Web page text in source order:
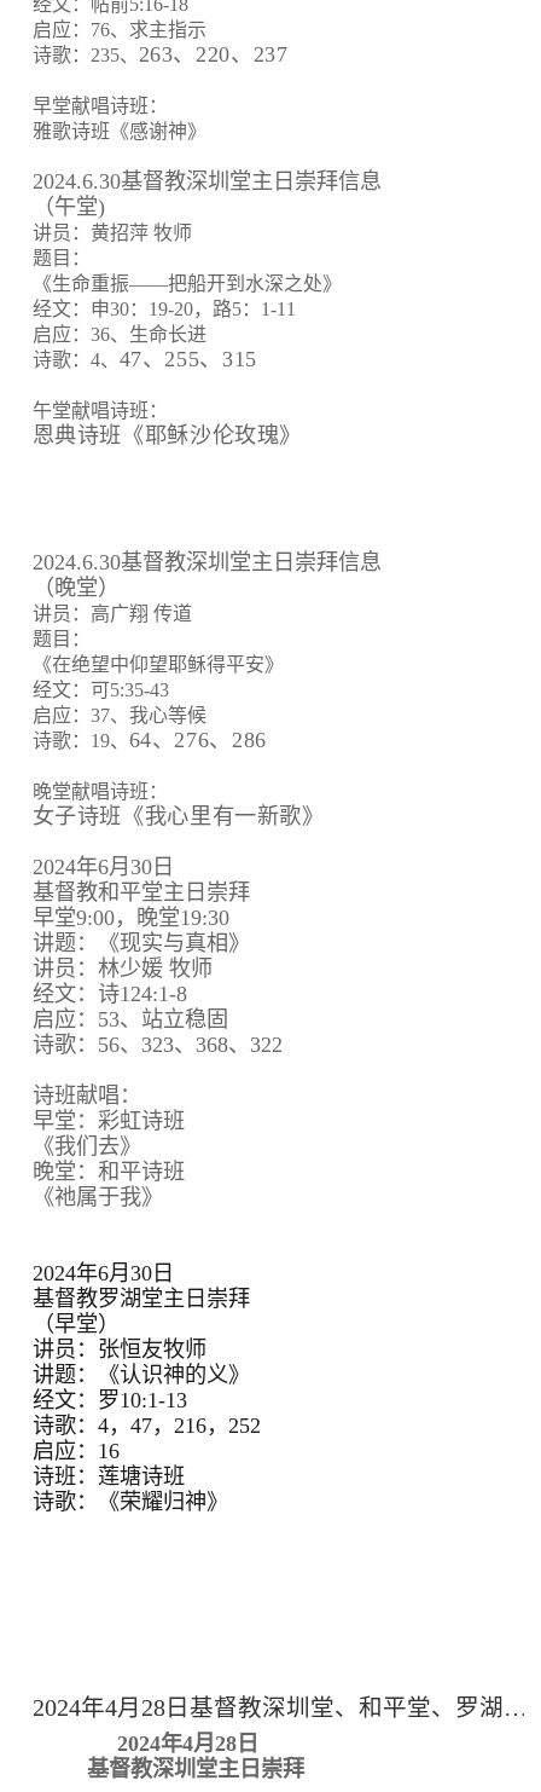
启应：76、求主指示
诗歌：235、 263、220、237
早堂献唱诗班：
雅歌诗班《感谢神》
2024.6.30基督教深圳堂主日崇拜信息
（午堂)
讲员：黄招萍 牧师
题目：
《生命重振——把船开到水深之处》
经文：申30：19-20，路5：1-11
启应：36、生命长进
诗歌：4、 47、255、315
午堂献唱诗班：
恩典诗班《耶稣沙伦玫瑰》
2024.6.30基督教深圳堂主日崇拜信息
（晚堂）
讲员：高广翔 传道
题目：
《在绝望中仰望耶稣得平安》
经文：可5:35-43
启应：37、我心等候
诗歌：19、 64、 276、 286
晚堂献唱诗班：
女子诗班《我心里有一新歌》
2024年6月30日
基督教和平堂主日崇拜
早堂9:00，晚堂19:30
讲题：《现实与真相》
讲员：林少媛 牧师
经文：诗124:1-8
启应：53、站立稳固
诗歌：56、323、368、322
诗班献唱：
早堂：彩虹诗班
《我们去》
晚堂：和平诗班
《祂属于我》
2024年6月30日
基督教罗湖堂主日崇拜
（早堂）
讲员：张恒友牧师
讲题：《认识神的义》
经文：罗10:1-13
诗歌：4，47，216，252
启应：16
诗班：莲塘诗班
诗歌：《荣耀归神》
2024年4月28日基督教深圳堂、和平堂、罗湖堂主日崇拜
2024年4月28日
基督教深圳堂主日崇拜